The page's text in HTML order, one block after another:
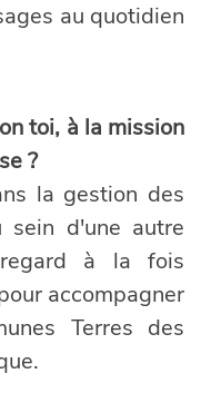
au quotidien
toi, à la mission
?
la gestion des
sein d'une autre
à la fois
accompagner
Terres des